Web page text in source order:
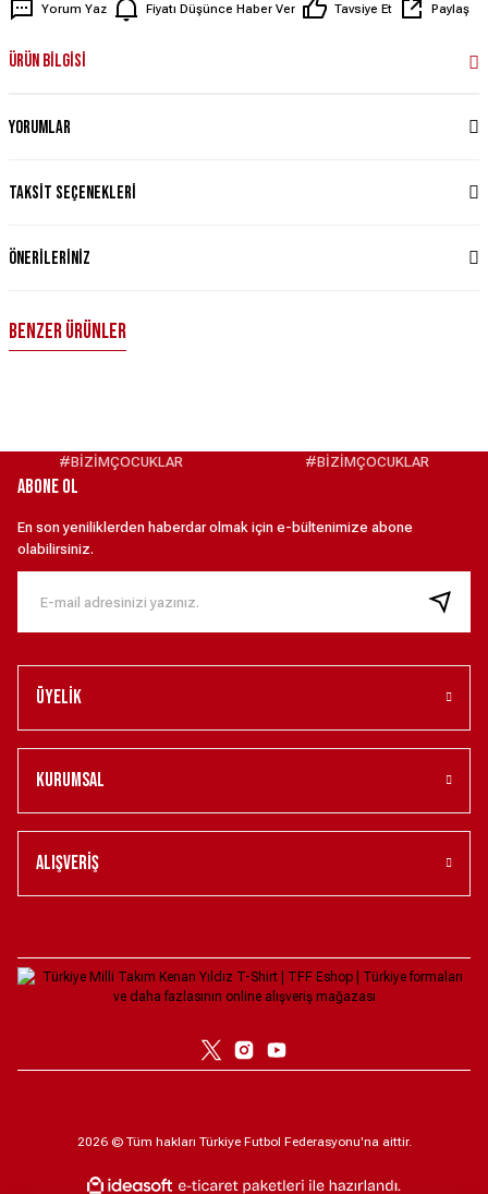
Yorum Yaz Fiyatı Düşünce Haber Ver Tavsiye Et Paylaş
Ürün Bilgisi
Yorumlar
Taksit Seçenekleri
Önerileriniz
Benzer Ürünler
4.099,00 ₺
6.099,00 ₺
Türkiye Milli Takım Nike Kaleci Maç Forması - Mavi XS
6.599,00 ₺
Türkiye Milli Takım Nike Kadın İç Saha Taraftar Forması - Kırmızı L
4.099,00 ₺
Türkiye Milli Takım Bağcıklı Retro Forma XL
#BİZİMÇOCUKLAR #BİZİMÇOCUKLAR
Üyelik
Kurumsal
Alışveriş
ABONE OL
En son yeniliklerden haberdar olmak için e-bültenimize abone
olabilirsiniz.
2026 © Tüm hakları Türkiye Futbol Federasyonu'na aittir.
ideasoft e-